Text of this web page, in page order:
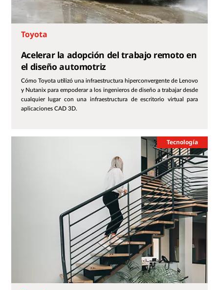
Toyota
Acelerar la adopción del trabajo remoto en
el diseño automotriz
Cómo Toyota utilizó una infraestructura hiperconvergente de Lenovo
y Nutanix para empoderar a los ingenieros de diseño a trabajar desde
cualquier lugar con una infraestructura de escritorio virtual para
aplicaciones CAD 3D.
Tecnología